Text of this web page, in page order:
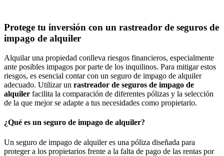
Protege tu inversión con un rastreador de seguros de
impago de alquiler
Alquilar una propiedad conlleva riesgos financieros, especialmente
ante posibles impagos por parte de los inquilinos. Para mitigar estos
riesgos, es esencial contar con un seguro de impago de alquiler
adecuado. Utilizar un rastreador de seguros de impago de
alquiler facilita la comparación de diferentes pólizas y la selección
de la que mejor se adapte a tus necesidades como propietario.
¿Qué es un seguro de impago de alquiler?
Un seguro de impago de alquiler es una póliza diseñada para
proteger a los propietarios frente a la falta de pago de las rentas por